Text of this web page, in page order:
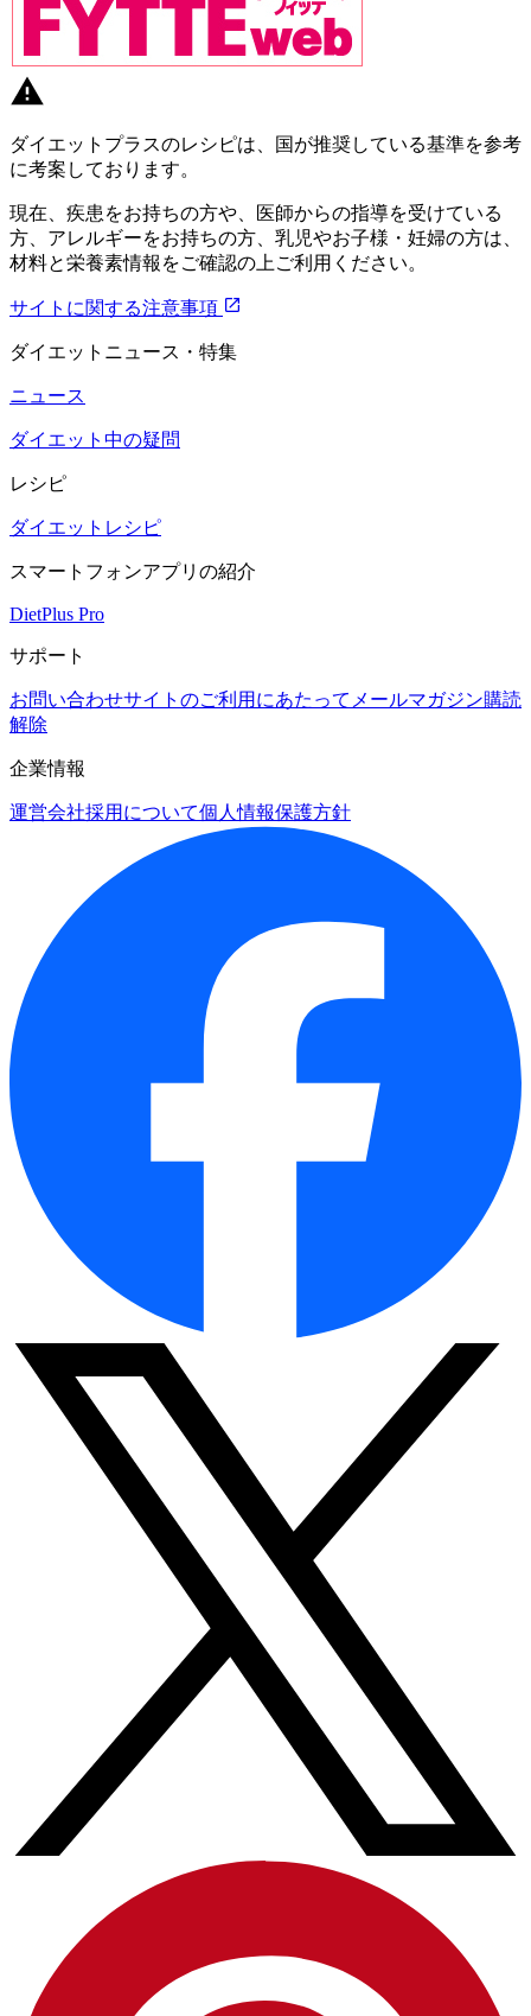
ダイエットプラスのレシピは、国が推奨している基準を参考
に考案しております。
現在、疾患をお持ちの方や、医師からの指導を受けている
方、アレルギーをお持ちの方、乳児やお子様・妊婦の方は、
材料と栄養素情報をご確認の上ご利用ください。
サイトに関する注意事項
ダイエットニュース・特集
ニュース
ダイエット中の疑問
レシピ
ダイエットレシピ
スマートフォンアプリの紹介
DietPlus Pro
サポート
お問い合わせサイトのご利用にあたって メールマガジン購読
解除
企業情報
運営会社採用について個人情報保護方針